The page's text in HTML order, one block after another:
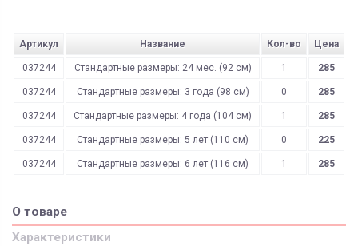
Артикул Название Кол-во Цена
037244 Стандартные размеры: 24 мес. (92 см) 1 285
037244 Стандартные размеры: 3 года (98 см) 0 285
037244 Стандартные размеры: 4 года (104 см) 1 285
037244 Стандартные размеры: 5 лет (110 см) 0 225
037244 Стандартные размеры: 6 лет (116 см) 1 285
О товаре
Характеристики